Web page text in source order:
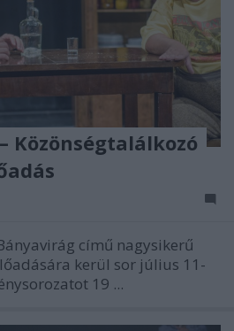
Közönségtalálkozó
című nagysikerű
kerül sor július 11-
19 ...